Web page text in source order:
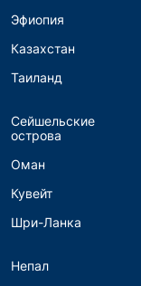
Эфиопия
Казахстан
Таиланд
Сейшельские
острова
Оман
Кувейт
Шри-Ланка
Непал